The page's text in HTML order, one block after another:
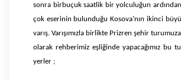
sonra birbuçuk saatlik bir yolculuğun ardından
çok eserinin bulunduğu Kosova’nın ikinci
varış. Varışımızla birlikte Prizren şehir
olarak rehberimiz eşliğinde yapacağımız bu
yerler ;